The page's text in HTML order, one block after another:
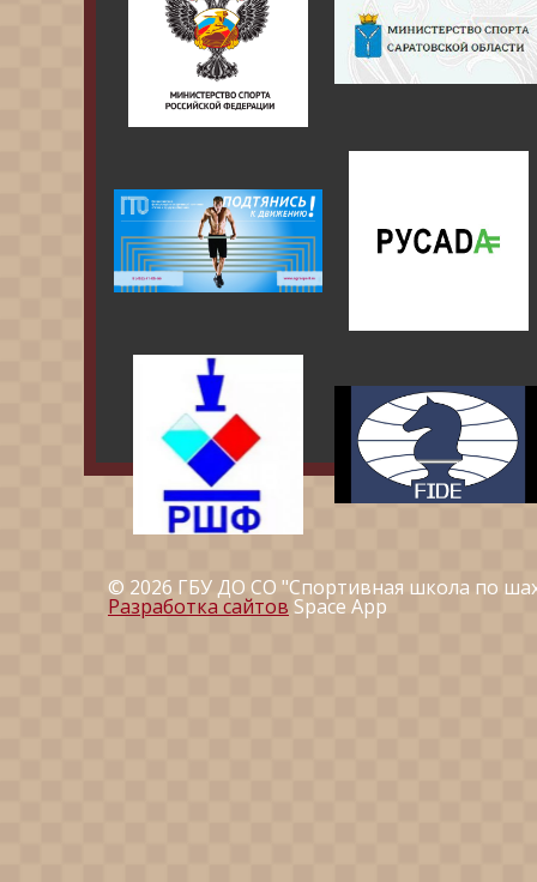
© 2026 ГБУ ДО СО "Спортивная школа по
Разработка сайтов Space App